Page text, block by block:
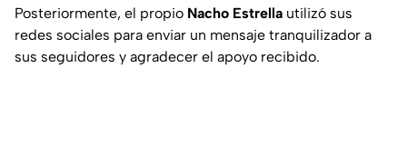
Posteriormente, el propio Nacho Estrella utilizó sus
redes sociales para enviar un mensaje tranquilizador a
sus seguidores y agradecer el apoyo recibido.